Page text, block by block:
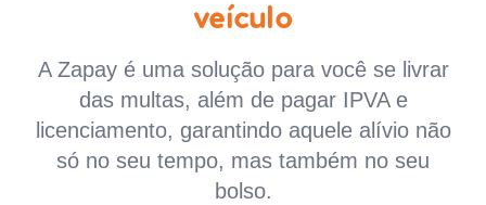
veículo
A Zapay é uma solução para você se livrar
das multas, além de pagar IPVA e
licenciamento, garantindo aquele alívio não
só no seu tempo, mas também no seu
bolso.